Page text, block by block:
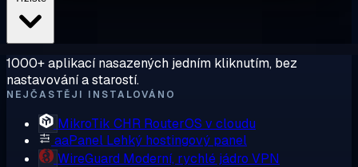
1000+ aplikací nasazených jedním kliknutím, bez
nastavování a starostí.
NEJČASTĚJI INSTALOVÁNO
MikroTik CHR RouterOS v cloudu
aaPanel Lehký hostingový panel
WireGuard Moderní, rychlé jádro VPN